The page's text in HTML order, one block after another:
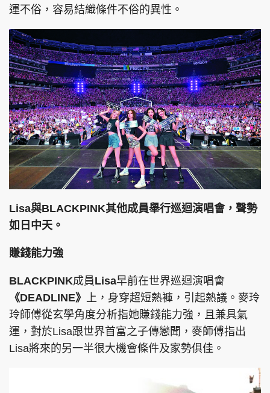
PCM 電腦廣場 星島頭條
頭條日報 星島環球 The Standard
親子王 Oh!爸媽 JobMarket
隱私政策聲明
Copyright © 東周網 版權所有 . 不得轉載
©Eastweek.com.hk. All rights reserved.
運不俗，容易結織條件不俗的異性。
Lisa與BLACKPINK其他成員舉行巡迴演唱會，聲勢
如日中天。
賺錢能力強
BLACKPINK成員Lisa早前在世界巡迴演唱會
《DEADLINE》
上，身穿超短熱褲，引起熱議。麥玲
玲師傅從玄學角度分析指她賺錢能力強，且兼具氣
運，對於Lisa跟世界首富之子傳戀聞，麥師傅指出
Lisa將來的另一半很大機會條件及家勢俱佳。